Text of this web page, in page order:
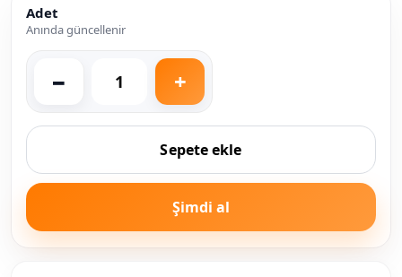
Adet
Anında güncellenir
Sepete ekle
Şimdi al